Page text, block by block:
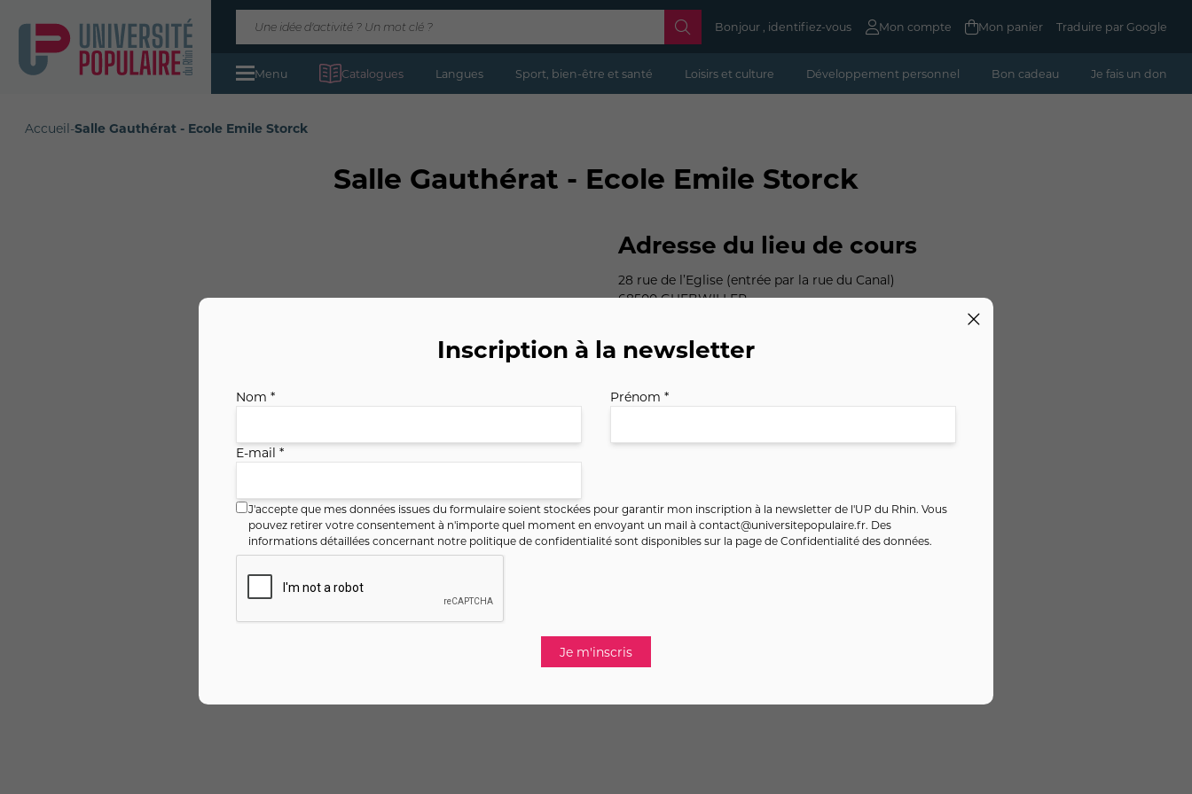
Bonjour , identifiez-vous Mon compte Mon panier Traduire par Google
Menu Catalogues Langues Sport, bien-être et santé Loisirs et culture Développement personnel Bon cadeau Je fais un don
Accueil-Salle Gauthérat - Ecole Emile Storck
Salle Gauthérat - Ecole Emile Storck
Adresse du lieu de cours
28 rue de l’Eglise (entrée par la rue du Canal)
68500 GUEBWILLER
Inscription à la newsletter
Nom * Prénom *
E-mail *
J'accepte que mes données issues du formulaire soient stockées pour garantir mon inscription à la newsletter de l'UP du Rhin. Vous
pouvez retirer votre consentement à n'importe quel moment en envoyant un mail à contact@universitepopulaire.fr. Des
informations détaillées concernant notre politique de confidentialité sont disponibles sur la page deConfidentialité des données.